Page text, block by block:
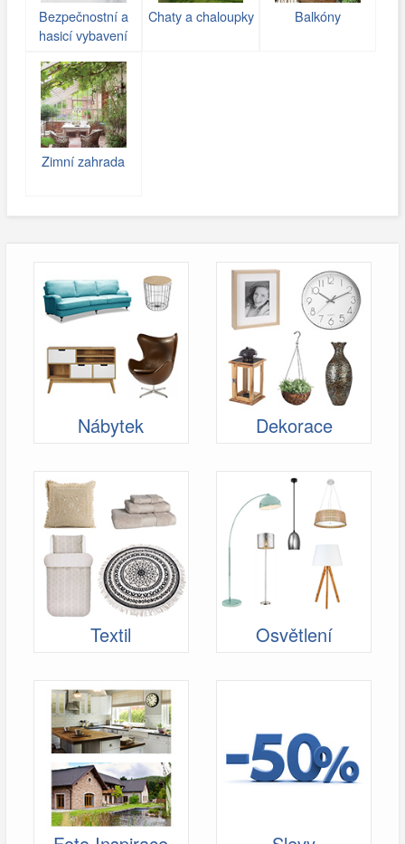
Bezpečnostní a
hasicí vybavení
Chaty a chaloupky Balkóny
Zimní zahrada
Nábytek Dekorace
Textil Osvětlení